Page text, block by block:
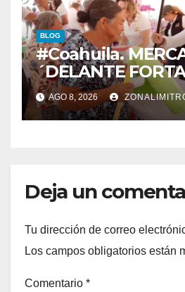
BLOG
#Coahuila.
´DELANTE
CUIDADO DEL
AMBIENTE Y LA
DE MÁS DE 6 MIL
AGO 8, 2026
Deja un
Tu dirección de correo
Los campos obligatorios están
Comentario *